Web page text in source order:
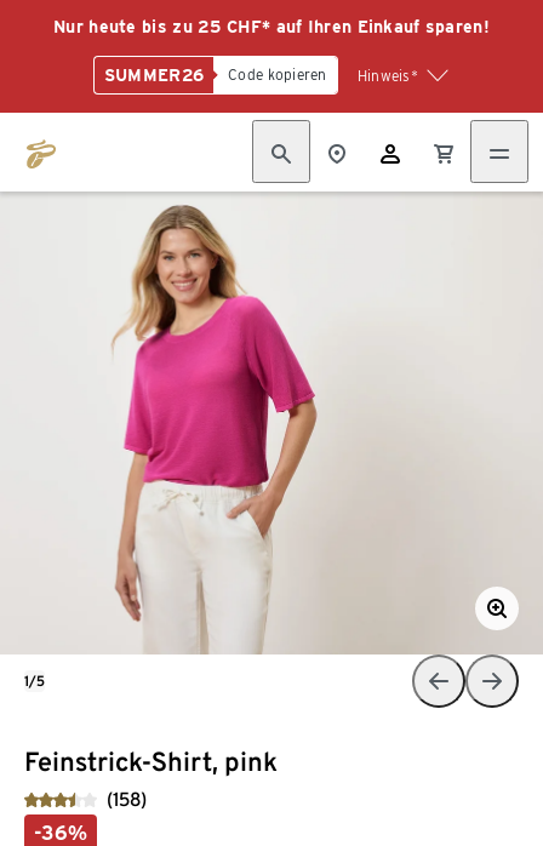
Nur heute bis zu 25 CHF* auf Ihren Einkauf sparen!
SUMMER26 Code kopieren Hinweis*
Feinstrick-Shirt, pink
(158)
-36%
1/5